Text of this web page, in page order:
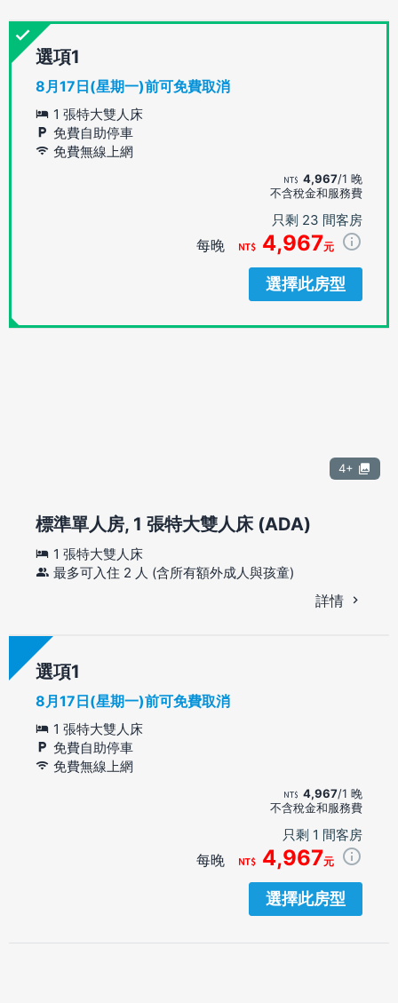
選項
8月17日(星期一)前可免費取消
1 張特大雙人床
免費自助停車
免費無線上網
4,967/1 晚
不含稅金和服務費
只剩 23 間客房
每晚 4,967元
選擇此房型
4+
標準單人房, 1 張特大雙人床 (ADA)
1 張特大雙人床
最多可入住 2 人 (含所有額外成人與孩童)
詳情
選項
8月17日(星期一)前可免費取消
1 張特大雙人床
免費自助停車
免費無線上網
4,967/1 晚
不含稅金和服務費
只剩 1 間客房
每晚 4,967元
選擇此房型